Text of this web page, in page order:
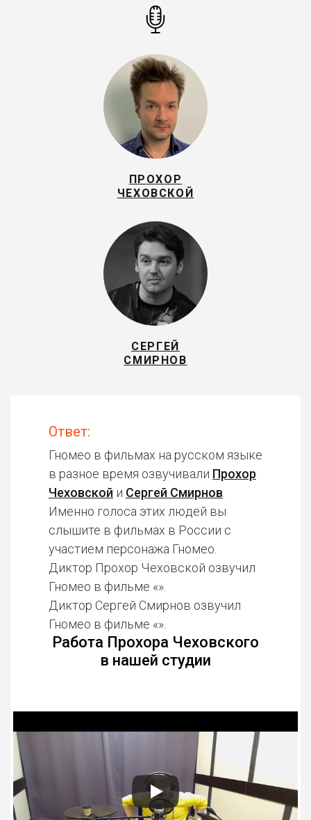
ПРОХОР
ЧЕХОВСКОЙ
СЕРГЕЙ
СМИРНОВ
Ответ:
Гномео в фильмах на русском языке
в разное время озвучивали Прохор
Чеховской и Сергей Смирнов
Именно голоса этих людей вы
слышите в фильмах в России с
участием персонажа Гномео.
Диктор Прохор Чеховской озвучил
Гномео в фильме «».
Диктор Сергей Смирнов озвучил
Гномео в фильме «».
Работа Прохора Чеховского
в нашей студии